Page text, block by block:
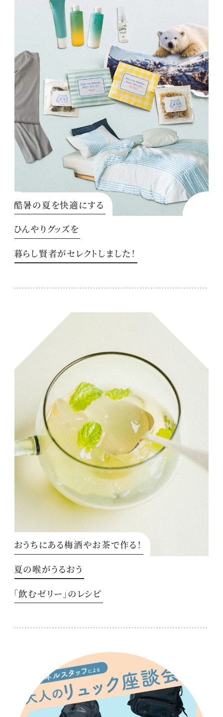
酷暑の夏を快適にする
ひんやりグッズを
暮らし賢者がセレクトしました！
おうちにある梅酒やお茶で作る！
夏の喉がうるおう
「飲むゼリー」のレシピ